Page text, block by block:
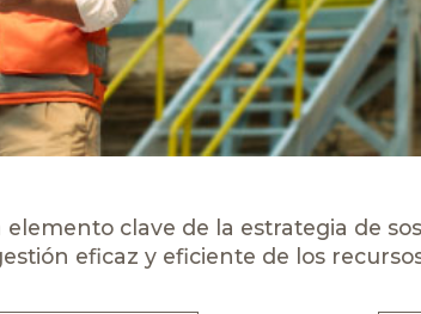
clave de la estrategia de
eficaz y eficiente de los